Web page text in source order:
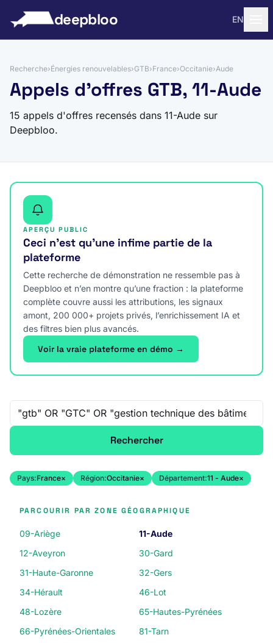
deepbloo EN
Recherche›Énergies renouvelables›GTB›France›Occitanie›Aude
Appels d'offres GTB, 11-Aude
15 appels d'offres recensés dans 11-Aude sur
Deepbloo.
APERÇU PUBLIC
Ceci n’est qu’une infime partie de la
plateforme
Cette recherche de démonstration ne ressemble pas à
Deepbloo et n’en montre qu’une fraction : la plateforme
complète couvre aussi les attributions, les signaux
amont, 200 000+ projets privés, l’enrichissement IA et
des filtres bien plus avancés.
Voir la vraie plateforme en démo →
Recherche libre
Rechercher
Pays:France× Région:Occitanie× Département:11 - Aude×
PARCOURIR PAR ZONE GÉOGRAPHIQUE
09-Ariège
11-Aude
12-Aveyron
30-Gard
31-Haute-Garonne
32-Gers
34-Hérault
46-Lot
48-Lozère
65-Hautes-Pyrénées
66-Pyrénées-Orientales
81-Tarn